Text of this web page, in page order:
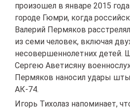
произошел в январе 2015
городе Гюмри, когда
Валерий Пермяков
из семи человек, включая
несовершеннолетних детей.
Сергею Аветисяну
Пермяков наносил удары
АК-74.
Игорь Тихолаз напоминает,